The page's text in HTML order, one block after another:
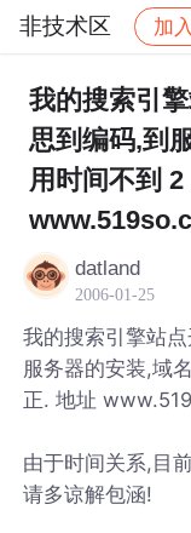
非技术区 加入
社区 非技术区
我的搜索引
思到编码,到
用时间不到
datland
2006-01-25
我的搜索引擎站
服务器的安装,域
正. 地址
由于时间关系,目
请多谅解包涵!